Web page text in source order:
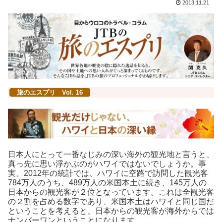
2013.11.21
旅のエスプリ Vol. 16
日本人にとって一番なじみの深い海外の観光地と言うと、
真っ先に思い浮かぶのがハワイではないでしょうか。事
実、2012年の統計では、ハワイに空路で訪問した観光客
784万人のうち、489万人の米国本土に続き、145万人の
日本からの観光客が２位となっています。これは全観光客
の２割を占める数字であり、米国本土はハワイと同じ国だ
ということを考えると、日本からの観光客が海外からでは